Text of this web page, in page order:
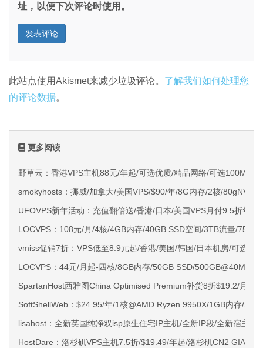
址，以便下次评论时使用。
此站点使用Akismet来减少垃圾评论。 了解我们如何处理您
的评论数据。
更多阅读
野草云：香港VPS主机88元/年起/可选优质/精品网络/可选100M不
smokyhosts：挪威/加拿大/美国VPS/$90/年/8G内存/2核/
UFOVPS新年活动：充值翻倍送/香港/日本/美国VPS月付9.5折年
LOCVPS：108元/月/4核/4GB内存/40GB SSD空间/3TB流量/
vmiss促销7折：VPS低至8.9元起/香港/美国/韩国/日本机房/可选
LOCVPS：44元/月起-四核/8GB内存/50GB SSD/
SpartanHost西雅图China Optimised Premium补货8折$19.2/月起
SoftShellWeb：$24.95/年/1核@AMD Ryzen 9950X/1GB内存/
lisahost：全新英国纯净双isp原生住宅IP主机/全新IP段/全新宿主机
HostDare：洛杉矶VPS主机7.5折/$19.49/年起/洛杉矶CN2 GIA/日